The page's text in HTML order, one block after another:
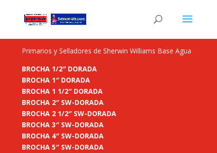
Primarios y Selladores de Sherwin Williams Base Agua
BROCHA 1/2″ DORADA
BROCHA 1″ DORADA
BROCHA 1 1/2″ DORADA
BROCHA 2″ SW-DORADA
BROCHA 2 1/2″ SW-DORADA
BROCHA 3″ SW-DORADA
BROCHA 4″ SW-DORADA
BROCHA 5″ SW-DORADA